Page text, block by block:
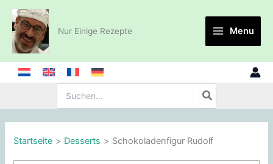
Zum
Inhalt
springen
Nur Einige Rezepte Menu
nach:
Startseite Desserts Schokoladenfigur Rudolf